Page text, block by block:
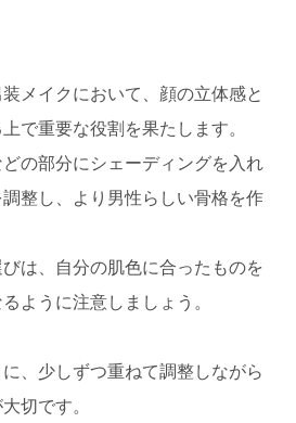
メイクにおいて、顔の立体感と
で重要な役割を果たします。
の部分にシェーディングを入れ
整し、より男性らしい骨格を作
は、自分の肌色に合ったものを
ように注意しましょう。
、少しずつ重ねて調整しながら
切です。